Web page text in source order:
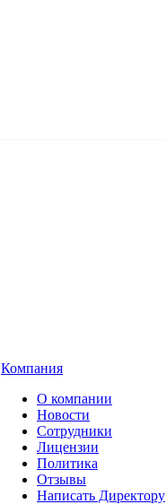
Компания
О компании
Новости
Сотрудники
Лицензии
Политика
Отзывы
Написать Директору